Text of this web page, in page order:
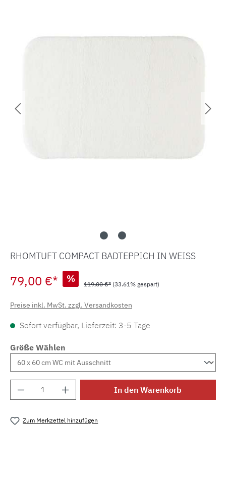
RHOMTUFT COMPACT BADTEPPICH IN WEISS
79,00 €* % 119,00 €* (33.61% gespart)
Preise inkl. MwSt. zzgl. Versandkosten
Sofort verfügbar, Lieferzeit: 3-5 Tage
Größe Wählen
Produkt Anzahl: Gib den gewünschten
In den Warenkorb
Zum Merkzettel hinzufügen